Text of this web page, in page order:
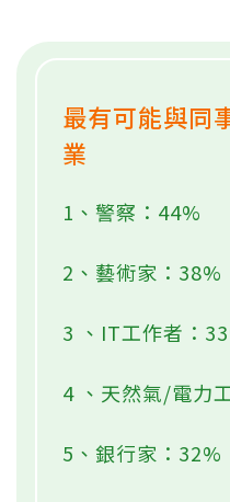
最有可能與同
業
1、警察：44%
2、藝術家：38%
3 、IT工作者：
4 、天然氣/電力
5、銀行家：32%